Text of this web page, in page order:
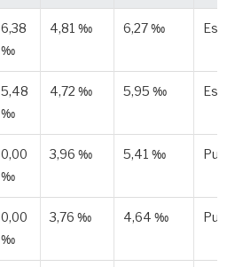
6,38
‰
4,81 ‰ 6,27 ‰
5,48
‰
4,72 ‰ 5,95 ‰
0,00
‰
3,96 ‰ 5,41 ‰
0,00
‰
3,76 ‰ 4,64 ‰